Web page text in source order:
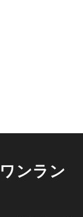
ンラン